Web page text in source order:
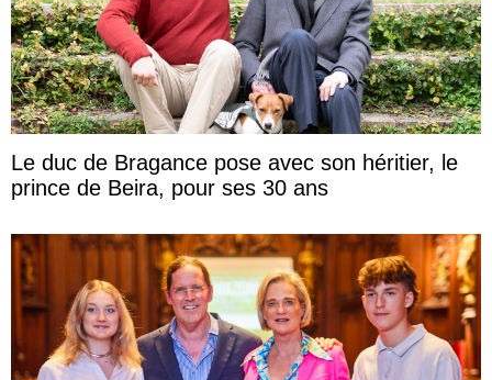
Le duc de Bragance pose avec son héritier, le
prince de Beira, pour ses 30 ans